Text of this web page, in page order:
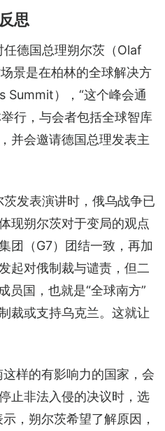
思
德国总理朔尔茨（Olaf
景是在柏林的全球解决方
Summit），“这个峰会通
行，与会者包括全球智库
并会邀请德国总理发表主
发表演讲时，俄乌战争已
现朔尔茨对于变局的观点
团（G7）团结一致，再加
起对俄制裁与谴责，但二
员国，也就是“全球南方”
裁或支持乌克兰。这就让
样的有影响力的国家，会
止非法入侵的决议时，选
，朔尔茨希望了解原因，